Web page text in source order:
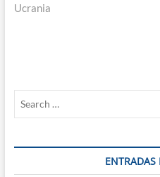
Ucrania
ENTRADAS